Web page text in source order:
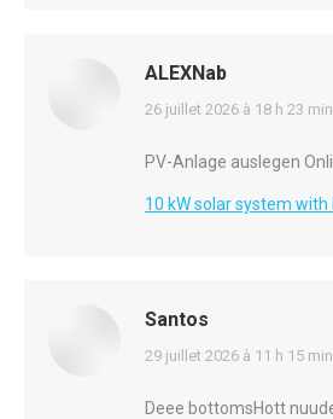
ALEXNab
says:
26 juillet 2026 à 18 h 23 min
PV-Anlage auslegen
10 kW solar system
Santos
says:
29 juillet 2026 à 11 h 15 min
Deee bottomsHott